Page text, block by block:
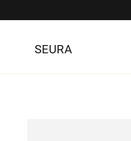
SEURA